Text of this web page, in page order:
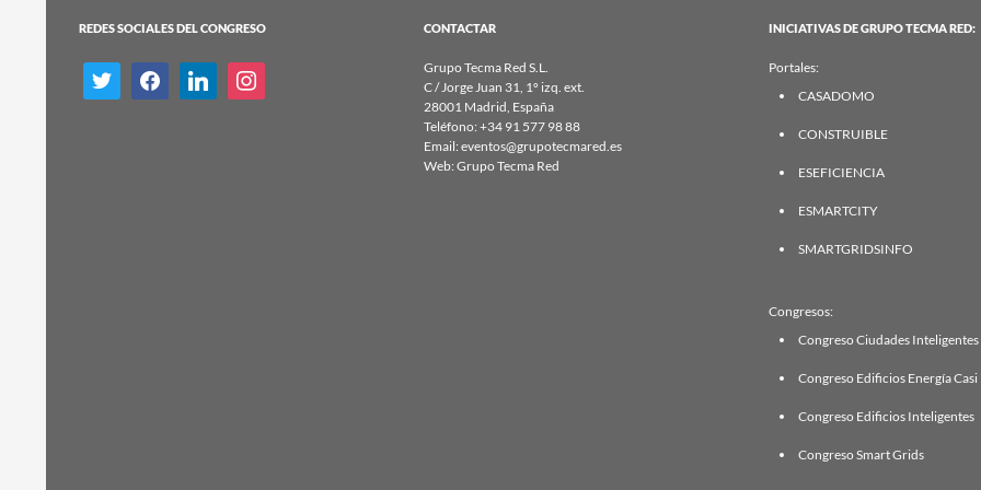
REDES SOCIALES DEL CONGRESO
twitter facebooklinkedin instagram
CONTACTAR
Grupo Tecma Red S.L.
C / Jorge Juan 31, 1º izq. ext.
28001 Madrid, España
Teléfono: +34 91 577 98 88
Email: eventos@grupotecmared.es
Web: Grupo Tecma Red
INICIATIVAS DE GRUPO TECMA RED:
Portales:
CASADOMO
CONSTRUIBLE
ESEFICIENCIA
ESMARTCITY
SMARTGRIDSINFO
Congresos:
Congreso Ciudades Inteligentes
Congreso Edificios Energía Casi
Congreso Edificios Inteligentes
Congreso Smart Grids